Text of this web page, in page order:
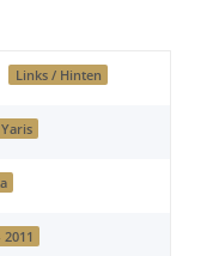
Links / Hinten
2011